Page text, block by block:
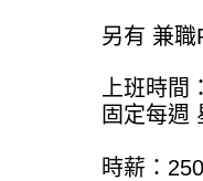
另有 兼職
上班時間：
固定每週
時薪：